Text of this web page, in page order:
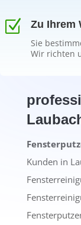
Z Zu Ihrem
Sie
Wir richten
Kunden in